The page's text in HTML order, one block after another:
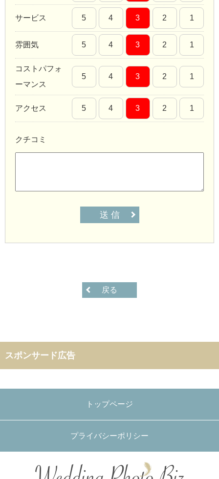
サービス 5 4 3 2 1
雰囲気 5 4 3 2 1
コストパフォ
ーマンス
5 4 3 2 1
アクセス 5 4 3 2 1
クチコミ
送 信
戻る
スポンサード広告
トップページ
プライバシーポリシー